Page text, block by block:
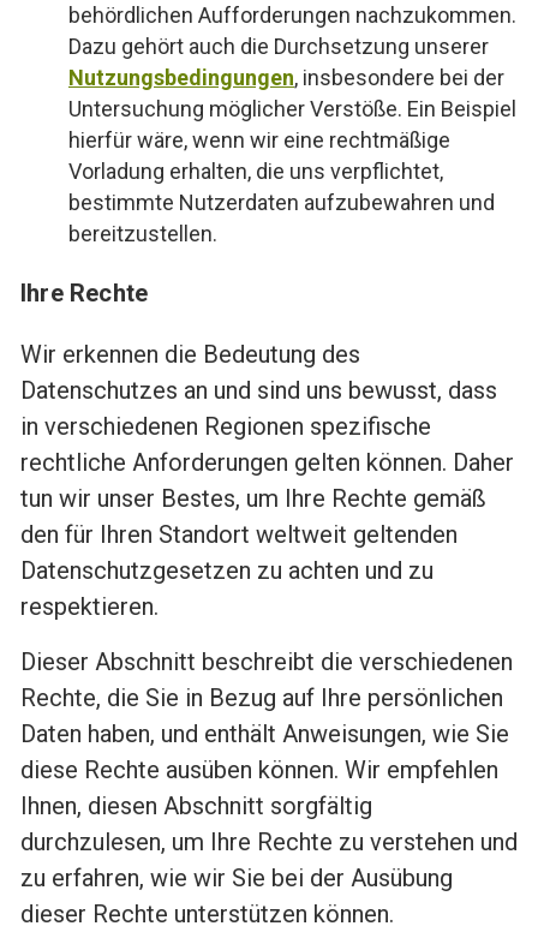
behördlichen Aufforderungen nachzukommen.
Dazu gehört auch die Durchsetzung unserer
Nutzungsbedingungen, insbesondere bei der
Untersuchung möglicher Verstöße. Ein Beispiel
hierfür wäre, wenn wir eine rechtmäßige
Vorladung erhalten, die uns verpflichtet,
bestimmte Nutzerdaten aufzubewahren und
bereitzustellen.
Ihre Rechte
Wir erkennen die Bedeutung des
Datenschutzes an und sind uns bewusst, dass
in verschiedenen Regionen spezifische
rechtliche Anforderungen gelten können. Daher
tun wir unser Bestes, um Ihre Rechte gemäß
den für Ihren Standort weltweit geltenden
Datenschutzgesetzen zu achten und zu
respektieren.
Dieser Abschnitt beschreibt die verschiedenen
Rechte, die Sie in Bezug auf Ihre persönlichen
Daten haben, und enthält Anweisungen, wie Sie
diese Rechte ausüben können. Wir empfehlen
Ihnen, diesen Abschnitt sorgfältig
durchzulesen, um Ihre Rechte zu verstehen und
zu erfahren, wie wir Sie bei der Ausübung
dieser Rechte unterstützen können.